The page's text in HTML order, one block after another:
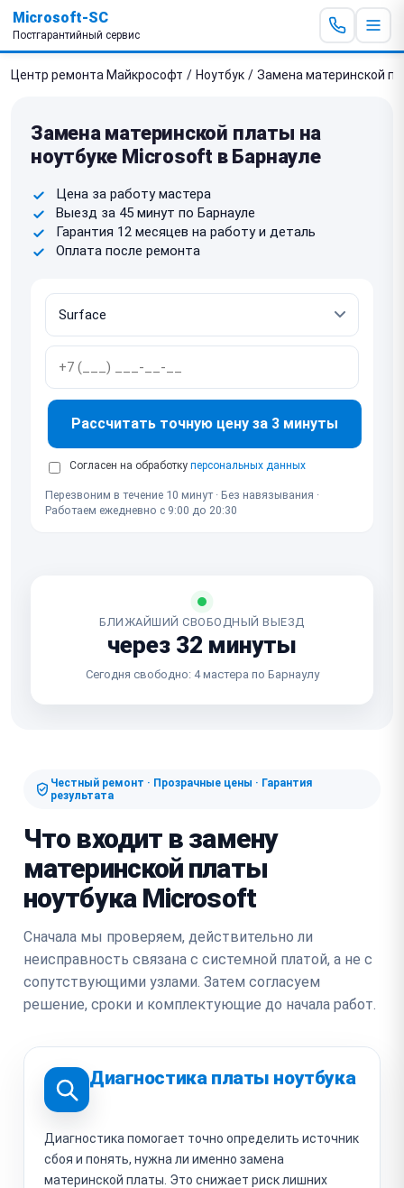
Microsoft-SC
Постгарантийный сервис
Центр ремонта Майкрософт / Ноутбук / Замена материнской
Замена материнской платы на
ноутбуке Microsoft в Барнауле
Цена за работу мастера
Выезд за 45 минут по Барнауле
Гарантия 12 месяцев на работу и деталь
Оплата после ремонта
Рассчитать точную цену за 3 минуты
Согласен на обработку персональных данных
Перезвоним в течение 10 минут · Без навязывания ·
Работаем ежедневно с 9:00 до 20:30
БЛИЖАЙШИЙ СВОБОДНЫЙ ВЫЕЗД
через 32 минуты
Сегодня свободно: 4 мастера по Барнаулу
Честный ремонт · Прозрачные цены · Гарантия
результата
Что входит в замену
материнской платы
ноутбука Microsoft
Сначала мы проверяем, действительно ли
неисправность связана с системной платой, а не с
сопутствующими узлами. Затем согласуем
решение, сроки и комплектующие до начала работ.
Диагностика платы ноутбука
Диагностика помогает точно определить источник
сбоя и понять, нужна ли именно замена
материнской платы. Это снижает риск лишних